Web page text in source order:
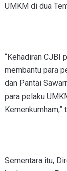
UMKM di dua
“Kehadiran CJBI
membantu para
dan Pantai
para pelaku
Kemenkumham,”
Sementara itu,